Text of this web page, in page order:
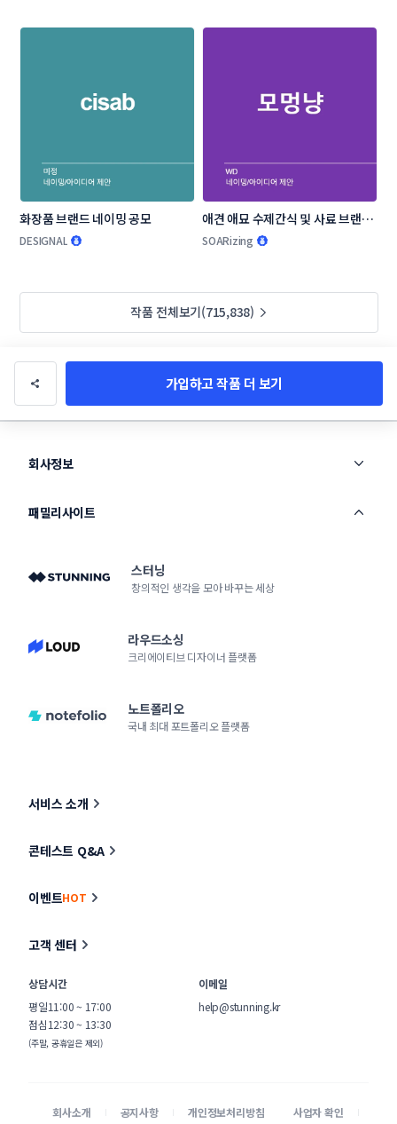
화장품 브랜드 네이밍 공모
DESIGNAL
애견 애묘 수제간식 및 사료 브랜드
작명부탁드립니다.
SOARizing
작품 전체보기(715,838)
가입하고 작품 더 보기
회사정보
패밀리사이트
스터닝
창의적인 생각을 모아 바꾸는 세상
라우드소싱
크리에이티브 디자이너 플랫폼
노트폴리오
국내 최대 포트폴리오 플랫폼
서비스 소개
콘테스트 Q&A
이벤트HOT
고객 센터
상담시간
평일11:00 ~ 17:00
점심12:30 ~ 13:30
(주말, 공휴일은 제외)
이메일
help@stunning.kr
회사소개 공지사항 개인정보처리방침 사업자 확인